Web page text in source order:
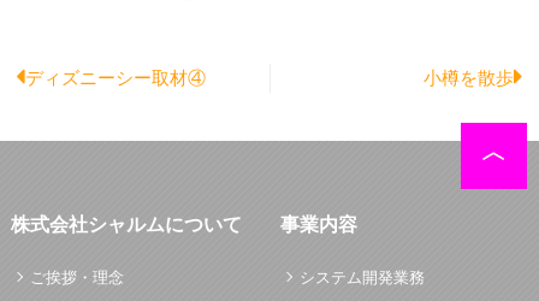
Prev
ディズニーシー取材④ 小樽を散歩
株式会社シャルムについて
ご挨拶・理念
事業内容
システム開発業務